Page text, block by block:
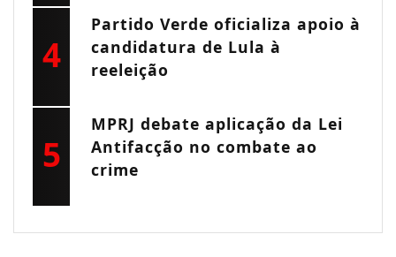
4
Partido Verde oficializa apoio à
candidatura de Lula à
reeleição
5
MPRJ debate aplicação da Lei
Antifacção no combate ao
crime